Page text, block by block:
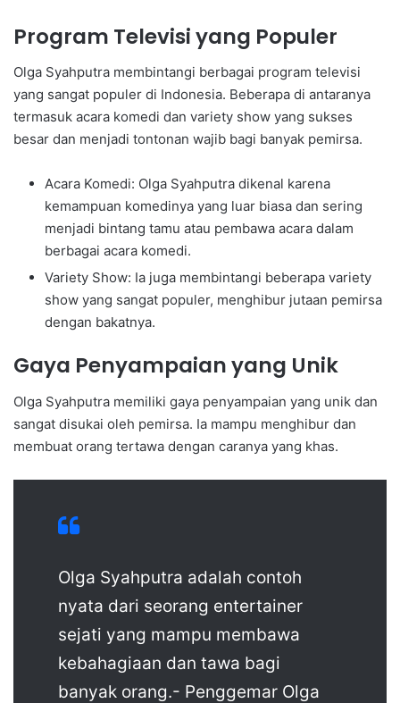
Program Televisi yang Populer
Olga Syahputra membintangi berbagai program televisi
yang sangat populer di Indonesia. Beberapa di antaranya
termasuk acara komedi dan variety show yang sukses
besar dan menjadi tontonan wajib bagi banyak pemirsa.
Acara Komedi: Olga Syahputra dikenal karena
kemampuan komedinya yang luar biasa dan sering
menjadi bintang tamu atau pembawa acara dalam
berbagai acara komedi.
Variety Show: Ia juga membintangi beberapa variety
show yang sangat populer, menghibur jutaan pemirsa
dengan bakatnya.
Gaya Penyampaian yang Unik
Olga Syahputra memiliki gaya penyampaian yang unik dan
sangat disukai oleh pemirsa. Ia mampu menghibur dan
membuat orang tertawa dengan caranya yang khas.
Olga Syahputra adalah contoh
nyata dari seorang entertainer
sejati yang mampu membawa
kebahagiaan dan tawa bagi
banyak orang.- Penggemar Olga